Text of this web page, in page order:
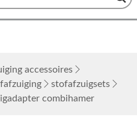
accessoires
stofafzuigsets
combihamer